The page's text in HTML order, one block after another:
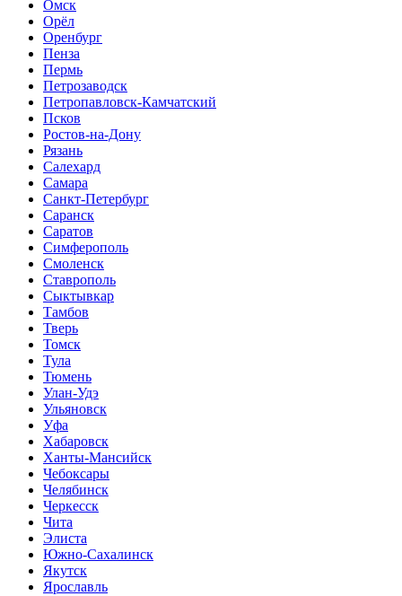
Омск
Орёл
Оренбург
Пенза
Пермь
Петрозаводск
Петропавловск-Камчатский
Псков
Ростов-на-Дону
Рязань
Салехард
Самара
Санкт-Петербург
Саранск
Саратов
Симферополь
Смоленск
Ставрополь
Сыктывкар
Тамбов
Тверь
Томск
Тула
Тюмень
Улан-Удэ
Ульяновск
Уфа
Хабаровск
Ханты-Мансийск
Чебоксары
Челябинск
Черкесск
Чита
Элиста
Южно-Сахалинск
Якутск
Ярославль